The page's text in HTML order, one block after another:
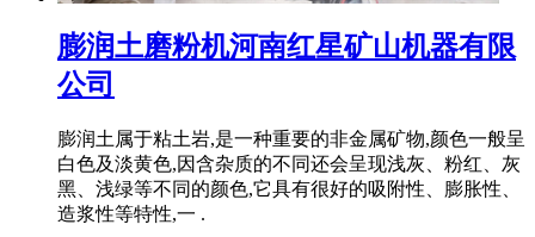
膨润土磨粉机河南红星矿山机器有限
公司
膨润土属于粘土岩,是一种重要的非金属矿物,颜色一般呈
白色及淡黄色,因含杂质的不同还会呈现浅灰、粉红、灰
黑、浅绿等不同的颜色,它具有很好的吸附性、膨胀性、
造浆性等特性,一 .